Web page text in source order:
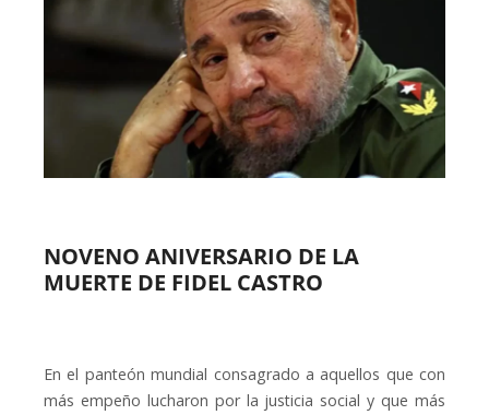
NOVENO ANIVERSARIO DE LA
MUERTE DE FIDEL CASTRO
En el panteón mundial consagrado a aquellos que con
más empeño lucharon por la justicia social y que más